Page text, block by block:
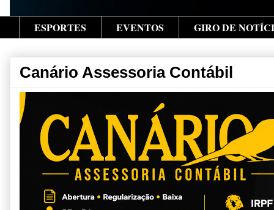
ESPORTES EVENTOS GIRO DE
Canário Assessoria Contábil